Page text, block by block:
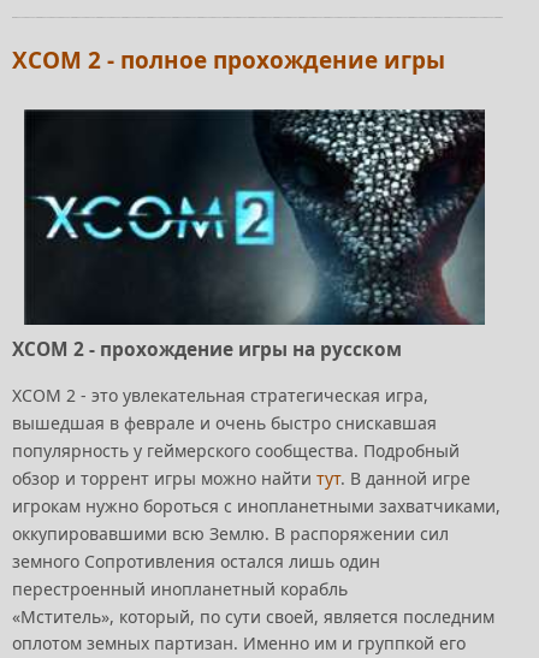
XCOM 2 - полное прохождение игры
XCOM 2 - прохождение игры на русском
XCOM 2 - это увлекательная стратегическая игра,
вышедшая в феврале и очень быстро снискавшая
популярность у геймерского сообщества. Подробный
обзор и торрент игры можно найти тут. В данной игре
игрокам нужно бороться с инопланетными захватчиками,
оккупировавшими всю Землю. В распоряжении сил
земного Сопротивления остался лишь один
перестроенный инопланетный корабль
«Мститель», который, по сути своей, является последним
оплотом земных партизан. Именно им и группкой его